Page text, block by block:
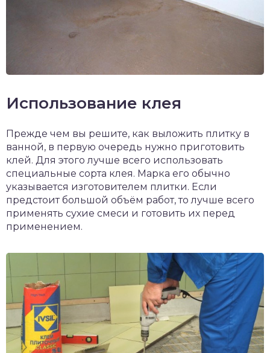
Использование клея
Прежде чем вы решите, как выложить плитку в
ванной, в первую очередь нужно приготовить
клей. Для этого лучше всего использовать
специальные сорта клея. Марка его обычно
указывается изготовителем плитки. Если
предстоит большой объём работ, то лучше всего
применять сухие смеси и готовить их перед
применением.